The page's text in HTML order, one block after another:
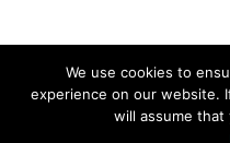
Copyright 2021 Samorządowe
We use cookies to
experience on our website.
will assume